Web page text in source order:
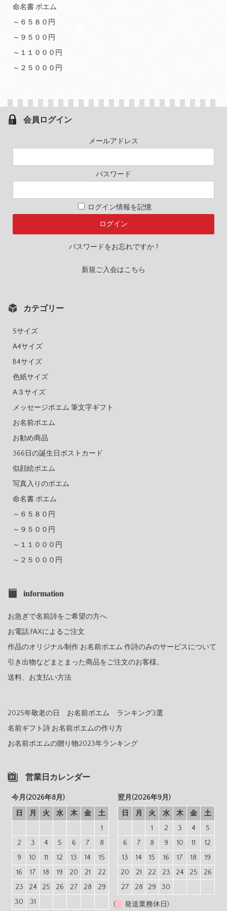
命名書 ポエム
～６５８０円
～９５００円
～１１０００円
～２５０００円
会員ログイン
メールアドレス
パスワード
ログイン情報を記憶
パスワードをお忘れですか ?
新規ご入会はこちら
カテゴリー
Sサイズ
A4サイズ
B4サイズ
色紙サイズ
A３サイズ
メッセージポエム 筆文字ギフト
お名前ポエム
お勧め商品
366日の誕生日ポストカード
似顔絵ポエム
写真入りのポエム
命名書 ポエム
～６５８０円
～９５００円
～１１０００円
～２５０００円
information
お急ぎで名前詩をご希望の方へ
お電話,FAXによるご注文
作品のオリジナル制作 お名前ポエム 作詩のみのサービスについて
引き出物などまとまった商品をご注文のお客様。
送料、お支払い方法
2025年敬老の日 お名前ポエム ランキング3選
名前ギフト詩 お名前ポエムの作り方
お名前ポエムの贈り物2023年ランキング
営業日カレンダー
今月(2026年8月)
日
月 火 水 木 金
土
1
2
3 4 5 6 7
8
9
10 11 12 13 14
15
16
17 18 19 20 21
22
23
24 25 26 27 28
29
30
31
翌月(2026年9月)
日
月 火 水 木 金
土
1
2 3 4
5
6
7 8 9 10 11
12
13
14 15 16 17 18
19
20
21 22 23 24 25
26
27
28 29 30
( 発送業務休日)